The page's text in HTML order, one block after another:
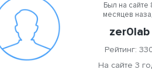
Был на сайте
месяцев
zer0lab
Рейтинг:
На сайте 3